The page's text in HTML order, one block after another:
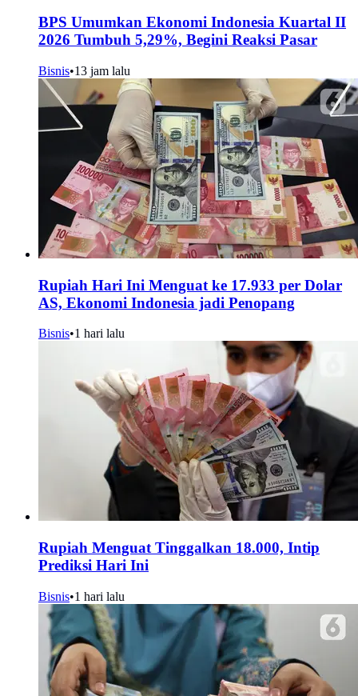
BPS Umumkan Ekonomi Indonesia Kuartal II
2026 Tumbuh 5,29%, Begini Reaksi Pasar
Bisnis•13 jam lalu
Rupiah Hari Ini Menguat ke 17.933 per Dolar
AS, Ekonomi Indonesia jadi Penopang
Bisnis•1 hari lalu
Rupiah Menguat Tinggalkan 18.000, Intip
Prediksi Hari Ini
Bisnis•1 hari lalu